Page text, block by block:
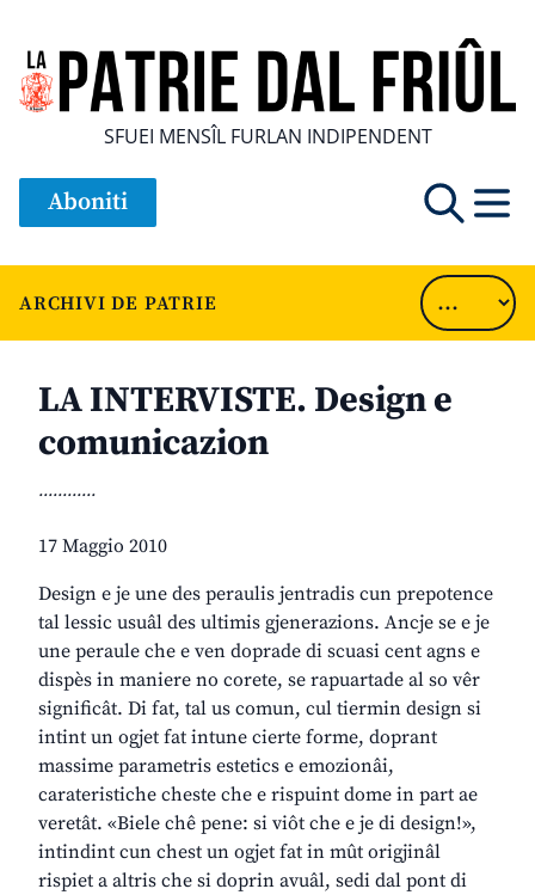
SFUEI MENSÎL FURLAN INDIPENDENT
Aboniti
ARCHIVI DE PATRIE
LA INTERVISTE. Design e
comunicazion
............
17 Maggio 2010
Design e je une des peraulis jentradis cun prepotence
tal lessic usuâl des ultimis gjenerazions. Ancje se e je
une peraule che e ven doprade di scuasi cent agns e
dispès in maniere no corete, se rapuartade al so vêr
significât. Di fat, tal us comun, cul tiermin design si
intint un ogjet fat intune cierte forme, doprant
massime parametris estetics e emozionâi,
carateristiche cheste che e rispuint dome in part ae
veretât. «Biele chê pene: si viôt che e je di design!»,
intindint cun chest un ogjet fat in mût origjinâl
rispiet a altris che si doprin avuâl, sedi dal pont di